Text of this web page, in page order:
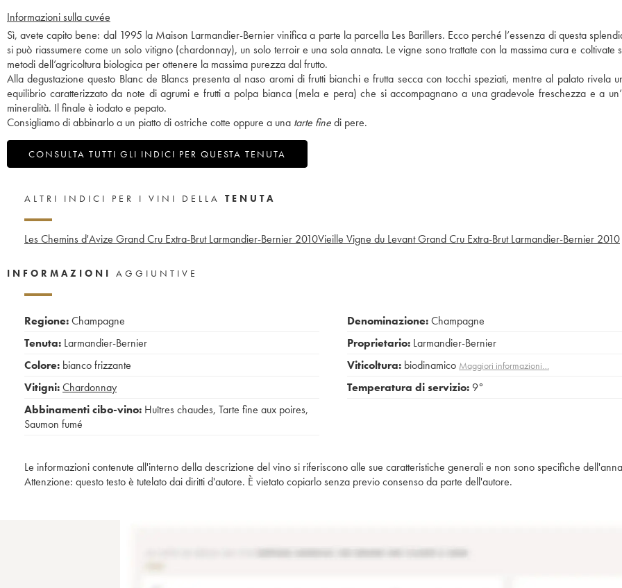
Informazioni sulla cuvée
Sì, avete capito bene: dal 1995 la Maison Larmandier-Bernier vinifica a parte la parcella Les Barillers. Ecco perché l’essenza di questa
si può riassumere come un solo vitigno (chardonnay), un solo terroir e una sola annata. Le vigne sono trattate con la massima cura e coltivate
metodi dell’agricoltura biologica per ottenere la massima purezza dal frutto.
Alla degustazione questo Blanc de Blancs presenta al naso aromi di frutti bianchi e frutta secca con tocchi speziati, mentre al palato rivela
equilibrio caratterizzato da note di agrumi e frutti a polpa bianca (mela e pera) che si accompagnano a una gradevole freschezza e a
mineralità. Il finale è iodato e pepato.
Consigliamo di abbinarlo a un piatto di ostriche cotte oppure a una tarte finedi pere.
CONSULTA TUTTI GLI INDICI PER QUESTA TENUTA
ALTRI INDICI PER I VINI DELLA TENUTA
Les Chemins d'Avize Grand Cru Extra-Brut Larmandier-Bernier 2010Vieille Vigne du Levant Grand Cru Extra-Brut Larmandier-Bernier 2010
INFORMAZIONI AGGIUNTIVE
Regione:Champagne
Tenuta: Larmandier-Bernier
Colore: bianco frizzante
Vitigni:Chardonnay
Abbinamenti cibo-vino: Huîtres chaudes, Tarte fine aux poires,
Saumon fumé
Denominazione:Champagne
Proprietario: Larmandier-Bernier
Viticoltura: biodinamico Maggiori informazioni…
Temperatura di servizio: 9°
Le informazioni contenute all'interno della descrizione del vino si riferiscono alle sue caratteristiche generali e non sono specifiche
Attenzione: questo testo è tutelato dai diritti d'autore. È vietato copiarlo senza previo consenso da parte dell'autore.